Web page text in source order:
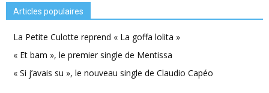
Articles populaires
La Petite Culotte reprend « La goffa lolita »
« Et bam », le premier single de Mentissa
« Si j’avais su », le nouveau single de Claudio Capéo